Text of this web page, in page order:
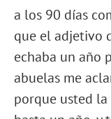
a los 90 días
que el adjetivo
echaba un año
abuelas me
porque usted